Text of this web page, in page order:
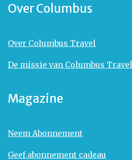
Over Columbus
Over Columbus Travel
De missie van Columbus Travel
Magazine
Neem Abonnement
Geef abonnement cadeau